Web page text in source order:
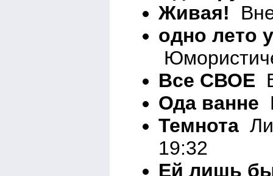
Живая!
одно лето
Все СВОЕ
Ода ванне
Темнота
19:32
Ей лишь